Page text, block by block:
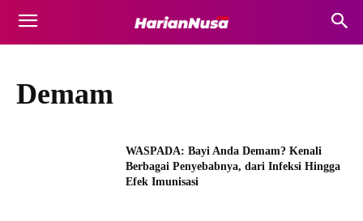
Demam
WASPADA: Bayi Anda Demam? Kenali
Berbagai Penyebabnya, dari Infeksi Hingga
Efek Imunisasi